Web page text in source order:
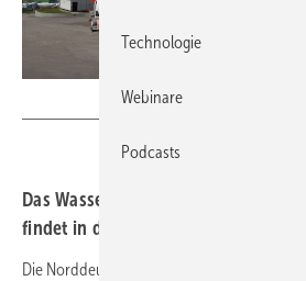
Das Wasserstoff-Event der
findet in diesem Jahr am 26.
Die Norddeutsche Wasserstoffkonferenz
Technologie
Webinare
Podcasts